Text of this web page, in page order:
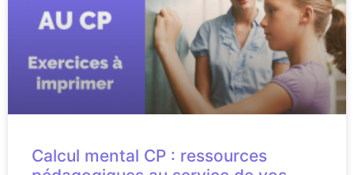
Calcul mental CP : ressources